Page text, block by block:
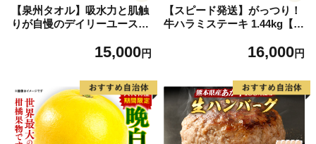
【泉州タオル】吸水力と肌触
りが自慢のデイリーユースバ
トグレー 4枚【配送不可地
15,000円
【スピード発送】がっつり！
牛ハラミステーキ 1.44kg【氷
g×4パック 牛肉 すてーき 焼
16,000円